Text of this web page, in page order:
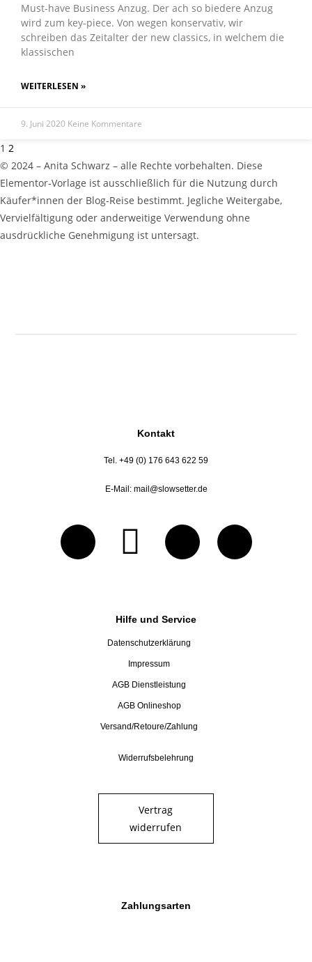
Must-have Business Anzug. Der ach so biedere Anzug
wird zum key-piece. Von wegen konservativ, wir
schreiben das Zeitalter der new classics, in welchem die
klassischen
WEITERLESEN »
9. Juni 2020 Keine Kommentare
1 2
© 2024 – Anita Schwarz – alle Rechte vorbehalten. Diese
Elementor-Vorlage ist ausschließlich für die Nutzung durch
Käufer*innen der Blog-Reise bestimmt. Jegliche Weitergabe,
Vervielfältigung oder anderweitige Verwendung ohne
ausdrückliche Genehmigung ist untersagt.
Kontakt
Tel. +49 (0) 176 643 622 59
E-Mail: mail@slowsetter.de
Hilfe und Service
Datenschutzerklärung
Impressum
AGB Dienstleistung
AGB Onlineshop
Versand/Retoure/Zahlung
Widerrufsbelehrung
Vertrag
widerrufen
Zahlungsarten